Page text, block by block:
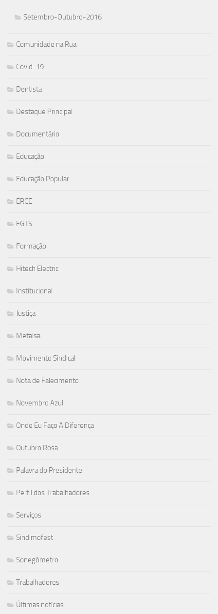
Setembro-Outubro-2016
Comunidade na Rua
Covid-19
Dentista
Destaque Principal
Documentário
Educação
Educação Popular
ERCE
FGTS
Formação
Hitech Electric
Institucional
Justiça
Metalsa
Movimento Sindical
Nota de Falecimento
Novembro Azul
Onde Eu Faço A Diferença
Outubro Rosa
Palavra do Presidente
Perfil dos Trabalhadores
Serviços
Sindimofest
Sonegômetro
Trabalhadores
Últimas notícias